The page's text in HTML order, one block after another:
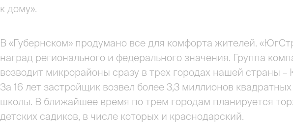
к дому».
В «Губернском» продумано все для комфорта жителей.
наград регионального и федерального значения. Группа
возводит микрорайоны сразу в трех городах нашей страны –
За 16 лет застройщик возвел более 3,3 миллионов
школы. В ближайшее время по трем городам планируется
детских садиков, в числе которых и краснодарский.